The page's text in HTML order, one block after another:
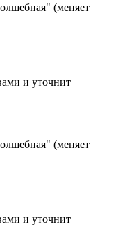
(меняет
и уточнит
(меняет
и уточнит